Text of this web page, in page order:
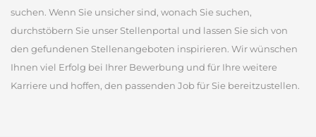
suchen. Wenn Sie unsicher sind, wonach Sie suchen,
durchstöbern Sie unser Stellenportal und lassen Sie sich von
den gefundenen Stellenangeboten inspirieren. Wir wünschen
Ihnen viel Erfolg bei Ihrer Bewerbung und für Ihre weitere
Karriere und hoffen, den passenden Job für Sie bereitzustellen.